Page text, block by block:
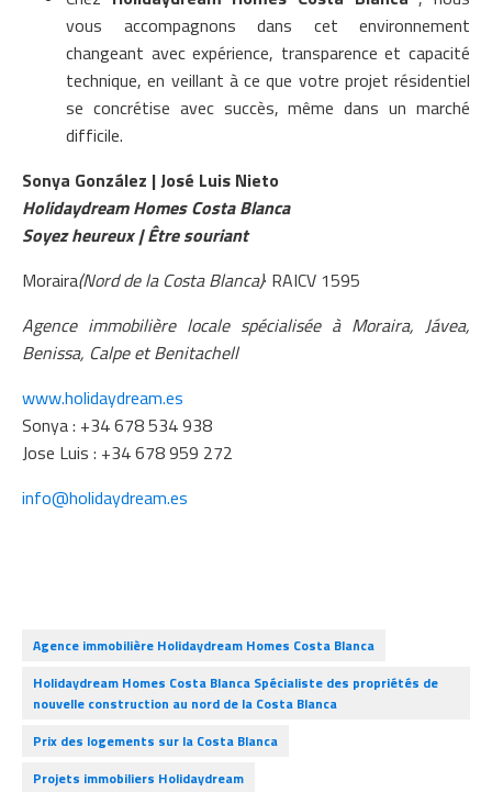
vous accompagnons dans cet environnement
changeant avec expérience, transparence et capacité
technique, en veillant à ce que votre projet résidentiel
se concrétise avec succès, même dans un marché
difficile.
Sonya González | José Luis Nieto
Holidaydream Homes Costa Blanca
Soyez heureux | Être souriant
Moraira(Nord de la Costa Blanca)· RAICV 1595
Agence immobilière locale spécialisée à Moraira, Jávea,
Benissa, Calpe et Benitachell
www.holidaydream.es
Sonya : +34 678 534 938
Jose Luis : +34 678 959 272
info@holidaydream.es
Agence immobilière Holidaydream Homes Costa Blanca
Holidaydream Homes Costa Blanca Spécialiste des propriétés de
nouvelle construction au nord de la Costa Blanca
Prix ​​des logements sur la Costa Blanca
Projets immobiliers Holidaydream